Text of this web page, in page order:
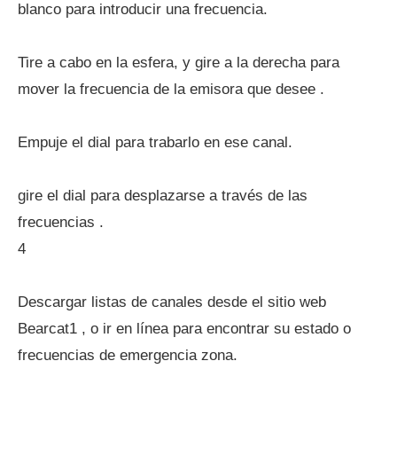
blanco para introducir una frecuencia.
Tire a cabo en la esfera, y gire a la derecha para
mover la frecuencia de la emisora ​​que desee .
Empuje el dial para trabarlo en ese canal.
gire el dial para desplazarse a través de las
frecuencias .
4
Descargar listas de canales desde el sitio web
Bearcat1 , o ir en línea para encontrar su estado o
frecuencias de emergencia zona.